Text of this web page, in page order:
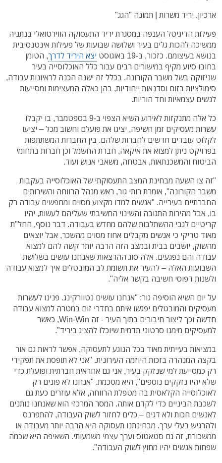
ארכיון. יריד משרות | תמונה "הגג"
פעילות הדיגיטל הענפה במסגרת יריד התעסוקה הווירטואלי בנתניה
ממשיכה להכות גלים בעיר ושלושה שבועות של פעילות אינטנסיבית
בנושא בעיצומם. כזכור, ב-19 באוגוסט
יצא היריד לדרך, הטומן
בחובו סיוע מקיף במישורים רבים עבור כלל האוכלוסייה בעיר
שניזוקה בשל משבר הקורונה. בכלל זה ישנה הכנה לראיונות עבודה,
סימולציות בזום וסדנאות ייחודיות, בהן כאלה המעצימות ומסייעות
לנשים עצמאיות וחד הוריות.
כל אלה מתנקזות לאירוע השיא הצפוי ב-9 בספטמבר, בו יקבלו
עשרות מעסיקים זמן חשיפה, יציגו את פועלם וחשוב מכל – יציעו
לקלוט עובדים חדשים לחברות שלהם. בין החברות המשתתפות
בפרויקט ניתן למצוא את איקאה, חברת החשמל וכן חברות בתחומי
הביטוח והמשכנתאות, אבטחה, משאבי אנוש ועוד.
"זה צו השעה מבחינת המצב התעסוקתי של האוכלוסייה בעקבות
משבר הקורונה", אומרת רותי גור, ראש מנהל הרווחה והשירותים
החברתיים בעירייה. "אנשים למדו מקצוע מסוים ומחפשים עבודה רק
בו, אבל מהירות התגובה והשינוי החשיבתי שעליהם לעשות, יהיו
קריטיים לגבי ההשתלבות שלהם מחדש בעבודה. דבר נוסף, החל"ת
מאוד טריקי כי אנשים מקבלים אחוז מסוים מהשכר, אבל יוצאים
מהשוק, יושבים בבית ובמצב הזה הרבה יותר קשה להם למצוא
עבודה והם נפגעים. אלה סוג ההרצאות שאנחנו עושים בשלושת
השבועות האלה – להעיר את תשומת לב המובטלים איך למצוא עבודה
ולשנות דפוסי חשיבה בקשר אליה".
על יום השיא הוסיפה גור: "אנחנו עושים נטוורקינג. פנינו לעשרות
מעסיקים והמובטלים יפגשו איתם בחדרי זום במטרה למצוא עבודה
חדשה וכך ליצור חיבורים בתוך העיר - זה Win-Win, כאשר
למעסיקים מימנו סרטוני תדמית שיוכלו להציג ביריד".
במציאות בעייתית מאוד בכל הנוגע לתעסוקה, אפשר לראות גם אור
בקצה המנהרה בזכות היוזמה העירונית. "אני לא תופסת את תפקידי
רק כמסייעת למי שנזקק בעיר, אני גם אחראית חברתית ופועלת כדי
שלא יהיו נזקקים נוספים", היא מסכמת. "אנחנו לא פונים רק
לאוכלוסייה הקלאסית בה מטפלת הרווחה, אלא עוזרים כעת גם
לשכבת הביניים כדי לקדם אותה. המסר המרכזי הוא שאנחנו נותנים
לאנשים חכות ולא דגים – כלים לחזור לשוק העבודה, להתפרנס
ולהרגיש בעלי ערך. מבחינתנו תעסוקה היא הרבה יותר מעבודה או
ממשכורת, זה גם סטאטוס וערך עצמי משמעותי. השאיפה היא שכמה
שפחות אנשים יהיו מחוץ לשוק העבודה".